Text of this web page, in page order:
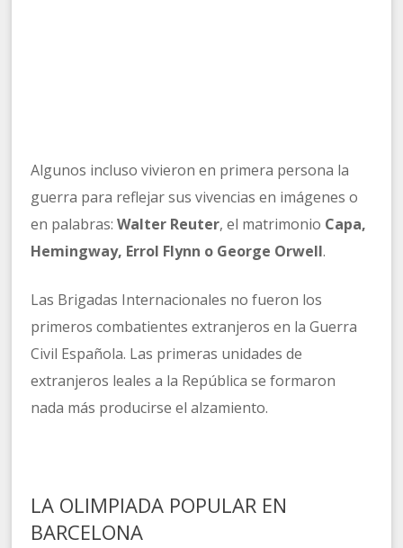
Algunos incluso vivieron en primera persona la
guerra para reflejar sus vivencias en imágenes o
en palabras:Walter Reuter, el matrimonio Capa,
Hemingway, Errol Flynn o George Orwell.
Las Brigadas Internacionales no fueron los
primeros combatientes extranjeros en la Guerra
Civil Española. Las primeras unidades de
extranjeros leales a la República se formaron
nada más producirse el alzamiento.
LA OLIMPIADA POPULAR EN
BARCELONA